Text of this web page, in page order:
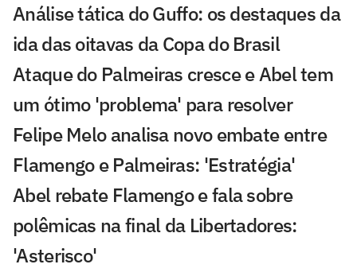
Análise tática do Guffo: os destaques da
ida das oitavas da Copa do Brasil
Ataque do Palmeiras cresce e Abel tem
um ótimo 'problema' para resolver
Felipe Melo analisa novo embate entre
Flamengo e Palmeiras: 'Estratégia'
Abel rebate Flamengo e fala sobre
polêmicas na final da Libertadores:
'Asterisco'